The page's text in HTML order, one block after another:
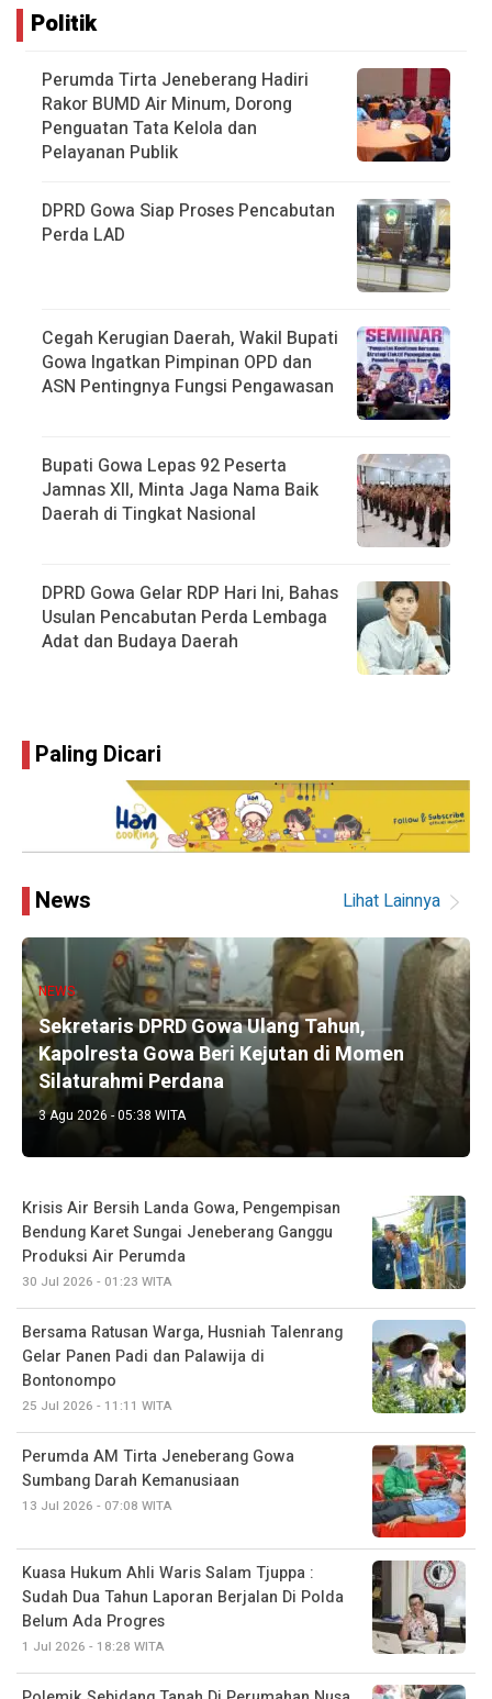
Politik
Perumda Tirta Jeneberang Hadiri
Rakor BUMD Air Minum, Dorong
Penguatan Tata Kelola dan
Pelayanan Publik
DPRD Gowa Siap Proses Pencabutan
Perda LAD
Cegah Kerugian Daerah, Wakil Bupati
Gowa Ingatkan Pimpinan OPD dan
ASN Pentingnya Fungsi Pengawasan
Bupati Gowa Lepas 92 Peserta
Jamnas XII, Minta Jaga Nama Baik
Daerah di Tingkat Nasional
DPRD Gowa Gelar RDP Hari Ini, Bahas
Usulan Pencabutan Perda Lembaga
Adat dan Budaya Daerah
Paling Dicari
News Lihat Lainnya
NEWS
Sekretaris DPRD Gowa Ulang Tahun,
Kapolresta Gowa Beri Kejutan di Momen
Silaturahmi Perdana
3 Agu 2026 - 05:38 WITA
Krisis Air Bersih Landa Gowa, Pengempisan
Bendung Karet Sungai Jeneberang Ganggu
Produksi Air Perumda
30 Jul 2026 - 01:23 WITA
Bersama Ratusan Warga, Husniah Talenrang
Gelar Panen Padi dan Palawija di
Bontonompo
25 Jul 2026 - 11:11 WITA
Perumda AM Tirta Jeneberang Gowa
Sumbang Darah Kemanusiaan
13 Jul 2026 - 07:08 WITA
Kuasa Hukum Ahli Waris Salam Tjuppa :
Sudah Dua Tahun Laporan Berjalan Di Polda
Belum Ada Progres
1 Jul 2026 - 18:28 WITA